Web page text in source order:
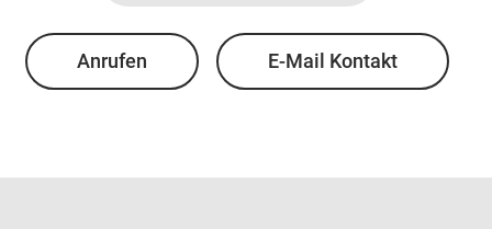
Anrufen E-Mail Kontakt